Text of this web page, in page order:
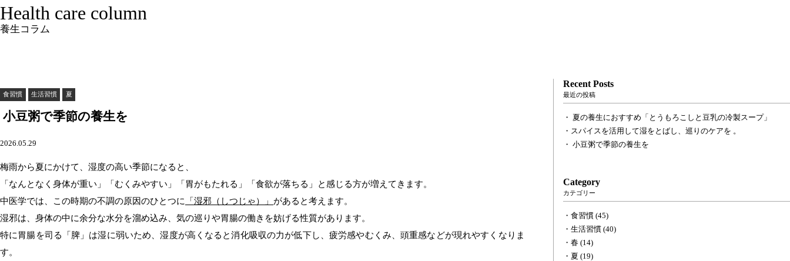
Health care column
養生コラム
食習慣 生活習慣 夏
小豆粥で季節の養生を
2026.05.29
梅雨から夏にかけて、湿度の高い季節になると、
「なんとなく身体が重い」「むくみやすい」「胃がもたれる」「食欲が落ちる」と感じる方が増えてきます。
中医学では、この時期の不調の原因のひとつに 「湿邪（しつじゃ）」 があると考えます。
湿邪は、身体の中に余分な水分を溜め込み、気の巡りや胃腸の働きを妨げる性質があります。
特に胃腸を司る「脾」は湿に弱いため、湿度が高くなると消化吸収の力が低下し、疲労感やむくみ、頭重感などが現れやすくなりま
す。
Recent Posts
最近の投稿
夏の養生におすすめ「とうもろこしと豆乳の冷製スープ」
スパイスを活用して湿をとばし、巡りのケアを 。
小豆粥で季節の養生を
Category
カテゴリー
食習慣 (45)
生活習慣 (40)
春 (14)
夏 (19)